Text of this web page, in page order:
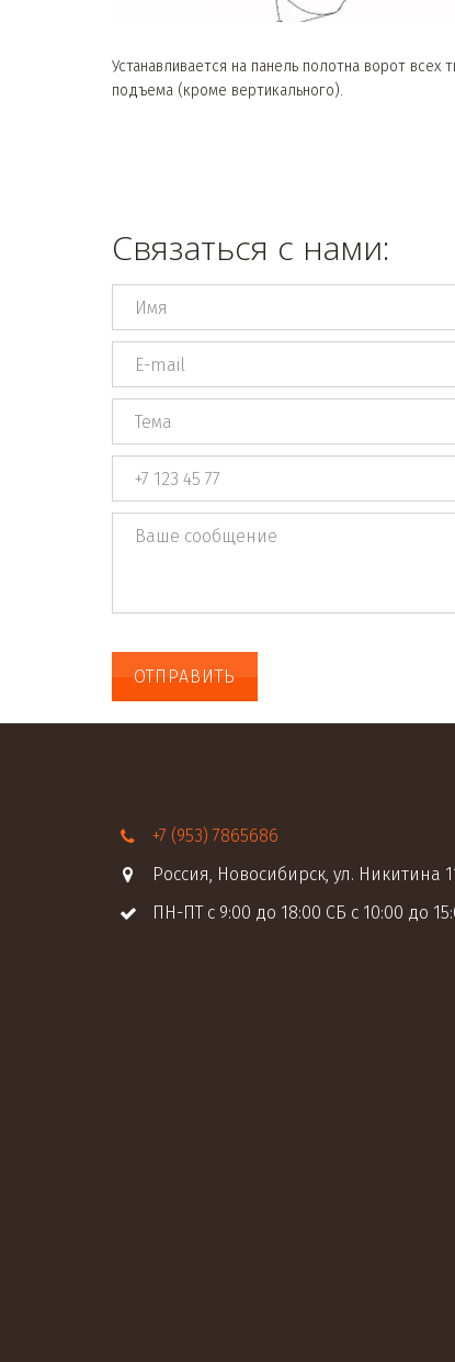
Устанавливается на панель полотна ворот всех
подъема (кроме вертикального).
Связаться с нами:
ОТПРАВИТЬ
+7 (953) 7865686
Россия Новосибирск ул. Никитина
ПН-ПТ с 9:00 до 18:00 СБ с 10:00 до